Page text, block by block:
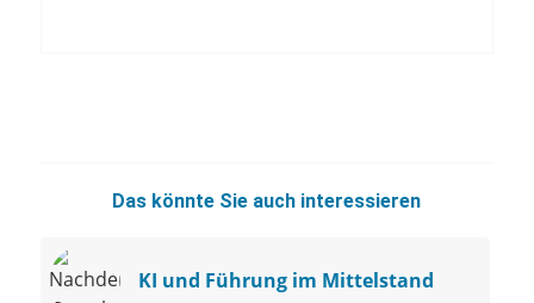
Das könnte Sie auch interessieren
KI und Führung im Mittelstand